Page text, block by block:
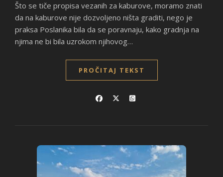
Što se tiče propisa vezanih za kaburove, moramo znati
da na kaburove nije dozvoljeno ništa graditi, nego je
praksa Poslanika bila da se poravnaju, kako gradnja na
njima ne bi bila uzrokom njihovog…
PROČITAJ TEKST